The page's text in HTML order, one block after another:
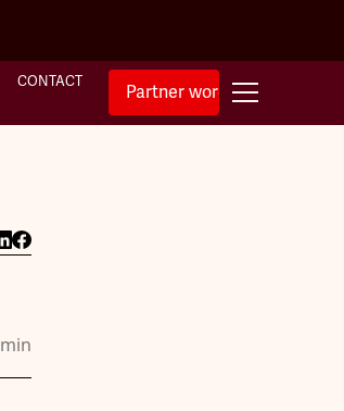
CONTACT Partner worden
min